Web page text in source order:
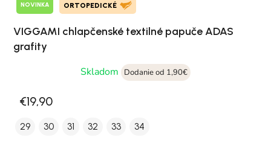
NOVINKA ORTOPEDICKÉ
VIGGAMI chlapčenské textilné papuče ADAS
grafity
Skladom
Dodanie od 1,90€
€19,90
29 30 31 32 33 34